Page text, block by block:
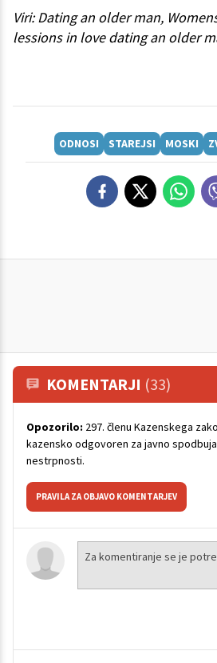
Viri: Dating an older man,
lessions in love dating an older
ODNOSI STAREJSI MOSKI
KOMENTARJI (33)
Opozorilo: 297. členu Kazenskega
kazensko odgovoren za javno
nestrpnosti.
PRAVILA ZA OBJAVO KOMENTARJEV